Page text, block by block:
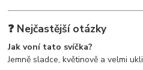
❓ Nejčastější otázky
Jak voní tato svíčka?
Jemně sladce, květinově a velmi